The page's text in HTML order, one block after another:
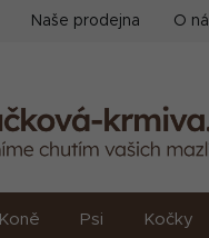
Naše prodejna O
Koně Psi Kočky